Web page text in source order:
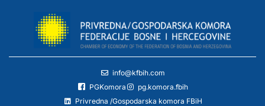
info@kfbih.com
PGKomora
pg.komora.fbih
Privredna /Gospodarska komora FBiH